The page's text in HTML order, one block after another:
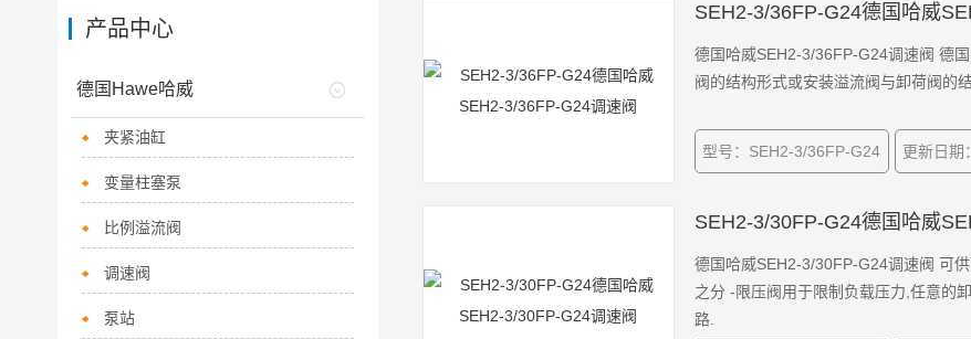
产品中心
德国Hawe哈威
夹紧油缸
变量柱塞泵
比例溢流阀
调速阀
泵站
SEH2-3/36FP-G24德国哈威
德国哈威SEH2-3/36FP-G24调速阀 德
阀的结构形式或安装溢流阀与卸荷阀的结
型号：SEH2-3/36FP-G24 更新日期
SEH2-3/30FP-G24德国哈威
德国哈威SEH2-3/30FP-G24调速阀 可
之分 -限压阀用于限制负载压力,任意的
路.